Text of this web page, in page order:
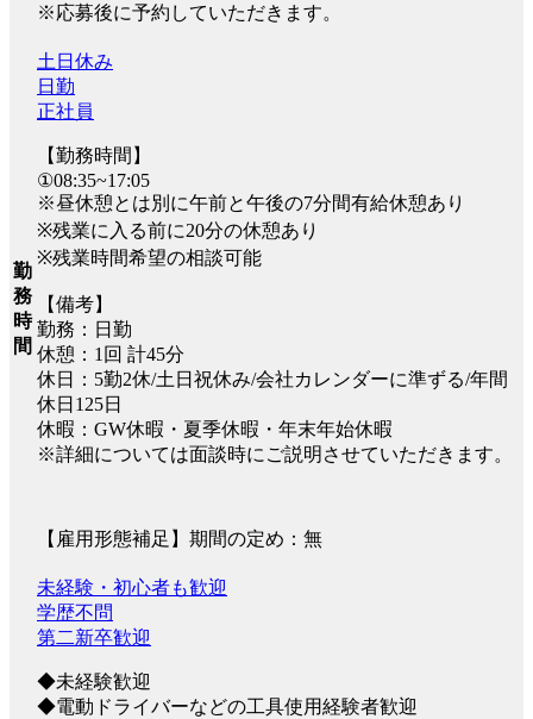
※応募後に予約していただきます。
勤
務
時
間
土日休み
日勤
正社員
【勤務時間】
①08:35~17:05
※昼休憩とは別に午前と午後の7分間有給休憩あり
※残業に入る前に20分の休憩あり
※残業時間希望の相談可能
【備考】
勤務：日勤
休憩：1回 計45分
休日：5勤2休/土日祝休み/会社カレンダーに準ずる/年間
休日125日
休暇：GW休暇・夏季休暇・年末年始休暇
※詳細については面談時にご説明させていただきます。
【雇用形態補足】期間の定め：無
未経験・初心者も歓迎
学歴不問
第二新卒歓迎
◆未経験歓迎
◆電動ドライバーなどの工具使用経験者歓迎